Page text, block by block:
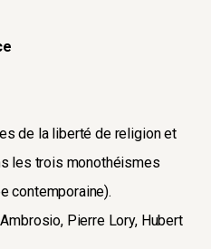
de la liberté de religion et
les trois monothéismes
contemporaine).
Pierre Lory, Hubert